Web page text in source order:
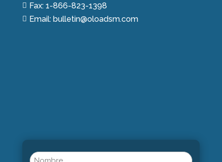
 Fax: 1-866-823-1398
 Email: bulletin@oloadsm.com
Name